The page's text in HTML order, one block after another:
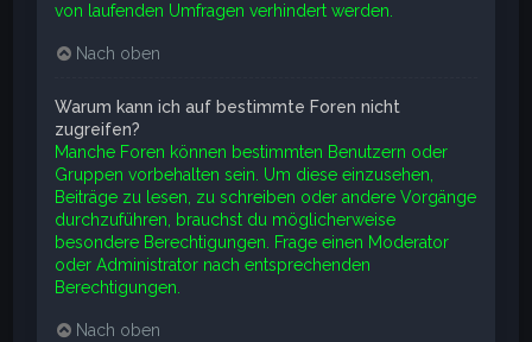
von laufenden Umfragen verhindert werden.
Nach oben
Warum kann ich auf bestimmte Foren nicht
zugreifen?
Manche Foren können bestimmten Benutzern oder
Gruppen vorbehalten sein. Um diese einzusehen,
Beiträge zu lesen, zu schreiben oder andere Vorgänge
durchzuführen, brauchst du möglicherweise
besondere Berechtigungen. Frage einen Moderator
oder Administrator nach entsprechenden
Berechtigungen.
Nach oben